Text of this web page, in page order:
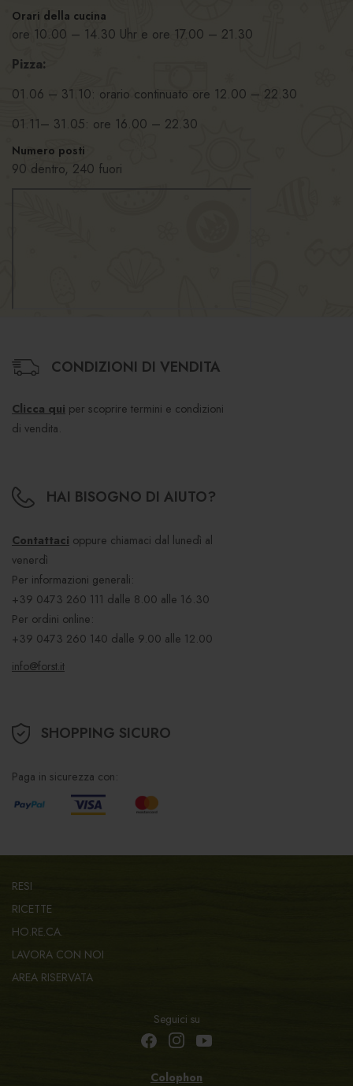
Orari della cucina
ore 10.00 – 14.30 Uhr e ore 17.00 – 21.30
Pizza:
01.06 – 31.10: orario continuato ore 12.00 – 22.30
01.11– 31.05: ore 16.00 – 22.30
Numero posti
90 dentro, 240 fuori
CONDIZIONI DI VENDITA
Clicca qui per scoprire termini e condizioni
di vendita.
HAI BISOGNO DI AIUTO?
Contattaci oppure chiamaci dal lunedì al
venerdì
Per informazioni generali:
+39 0473 260 111 dalle 8.00 alle 16.30
Per ordini online:
+39 0473 260 140 dalle 9.00 alle 12.00
info@forst.it
SHOPPING SICURO
Paga in sicurezza con:
RESI
RICETTE
HO.RE.CA.
LAVORA CON NOI
AREA RISERVATA
Seguici su
Colophon